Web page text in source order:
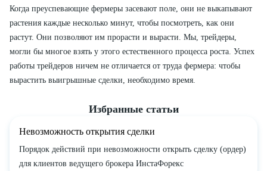
Когда преуспевающие фермеры засевают поле, они не выкапывают
растения каждые несколько минут, чтобы посмотреть, как они
растут. Они позволяют им прорасти и вырасти. Мы, трейдеры,
могли бы многое взять у этого естественного процесса роста. Успех
работы трейдеров ничем не отличается от труда фермера: чтобы
вырастить выигрышные сделки, необходимо время.
Избранные статьи
Невозможность открытия сделки
Порядок действий при невозможности открыть сделку (ордер)
для клиентов ведущего брокера ИнстаФорекс